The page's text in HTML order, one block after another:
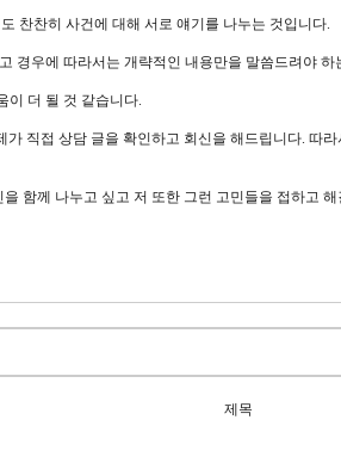
찬찬히 사건에 대해 서로 얘기를 나누는 것입니다.
경우에 따라서는 개략적인 내용만을 말씀드려야
이 더 될 것 같습니다.
직접 상담 글을 확인하고 회신을 해드립니다.
함께 나누고 싶고 저 또한 그런 고민들을 접하고
제목